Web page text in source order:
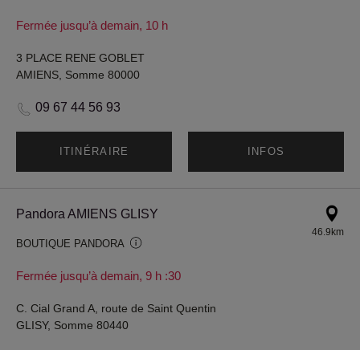
Fermée jusqu’à demain, 10 h
3 PLACE RENE GOBLET
AMIENS, Somme 80000
09 67 44 56 93
ITINÉRAIRE INFOS
Pandora AMIENS GLISY
BOUTIQUE PANDORA
Fermée jusqu’à demain, 9 h :30
46.9km
C. Cial Grand A, route de Saint Quentin
GLISY, Somme 80440